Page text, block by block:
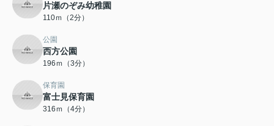
片瀬のぞみ幼稚園
110ｍ（2分）
公園
西方公園
196ｍ（3分）
保育園
富士見保育園
316ｍ（4分）